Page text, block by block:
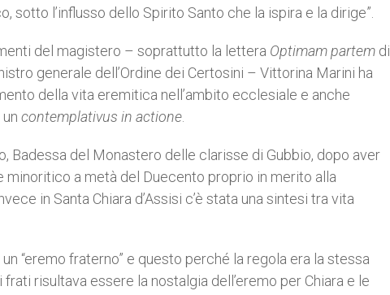
sotto l’influsso dello Spirito Santo che la ispira e la dirige”.
del magistero – soprattutto la lettera Optimam partem di
generale dell’Ordine dei Certosini – Vittorina Marini ha
della vita eremitica nell’ambito ecclesiale e anche
contemplativus in actione
Badessa del Monastero delle clarisse di Gubbio, dopo aver
a metà del Duecento proprio in merito alla
in Santa Chiara d’Assisi c’è stata una sintesi tra vita
“eremo fraterno” e questo perché la regola era la stessa
risultava essere la nostalgia dell’eremo per Chiara e le